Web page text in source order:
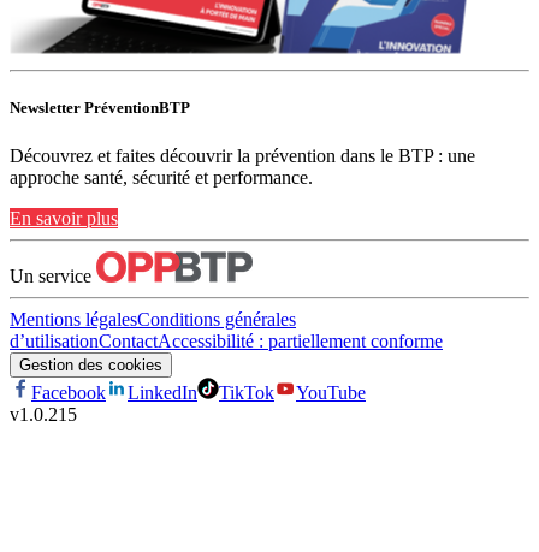
Newsletter PréventionBTP
Découvrez et faites découvrir la prévention dans le BTP : une
approche santé, sécurité et performance.
En savoir plus
Un service
Mentions légalesConditions générales
d’utilisationContactAccessibilité : partiellement conforme
Gestion des cookies
Facebook LinkedIn TikTok
YouTube
v1.0.215